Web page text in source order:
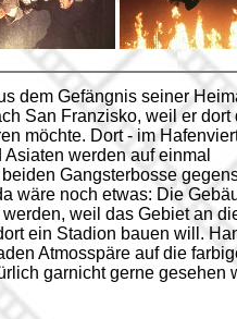
dem Gefängnis seiner
San Franzisko, weil er dort
möchte. Dort - im
werden auf einmal
Gangsterbosse
wäre noch etwas: Die
weil das Gebiet an
ein Stadion bauen will.
Atmosspäre auf die
garnicht gerne gesehen